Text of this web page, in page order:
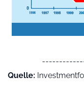
Quelle: